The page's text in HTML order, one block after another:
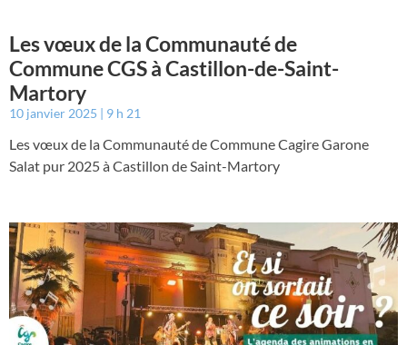
Les vœux de la Communauté de
Commune CGS à Castillon-de-Saint-
Martory
10 janvier 2025 9 h 21
Les vœux de la Communauté de Commune Cagire Garone
Salat pur 2025 à Castillon de Saint-Martory